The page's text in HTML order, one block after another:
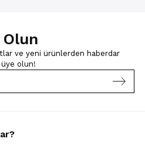
ve yeni ürünlerden haberdar
olun!